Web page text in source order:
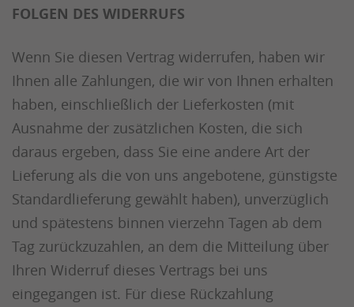
FOLGEN DES WIDERRUFS
Wenn Sie diesen Vertrag widerrufen, haben wir
Ihnen alle Zahlungen, die wir von Ihnen erhalten
haben, einschließlich der Lieferkosten (mit
Ausnahme der zusätzlichen Kosten, die sich
daraus ergeben, dass Sie eine andere Art der
Lieferung als die von uns angebotene, günstigste
Standardlieferung gewählt haben), unverzüglich
und spätestens binnen vierzehn Tagen ab dem
Tag zurückzuzahlen, an dem die Mitteilung über
Ihren Widerruf dieses Vertrags bei uns
eingegangen ist. Für diese Rückzahlung